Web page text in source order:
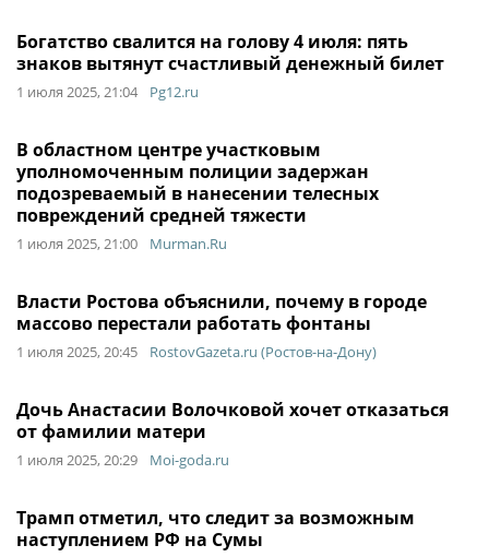
Богатство свалится на голову 4 июля: пять
знаков вытянут счастливый денежный билет
1 июля 2025, 21:04 Pg12.ru
В областном центре участковым
уполномоченным полиции задержан
подозреваемый в нанесении телесных
повреждений средней тяжести
1 июля 2025, 21:00 Murman.Ru
Власти Ростова объяснили, почему в городе
массово перестали работать фонтаны
1 июля 2025, 20:45 RostovGazeta.ru (Ростов-на-Дону)
Дочь Анастасии Волочковой хочет отказаться
от фамилии матери
1 июля 2025, 20:29 Moi-goda.ru
Трамп отметил, что следит за возможным
наступлением РФ на Сумы